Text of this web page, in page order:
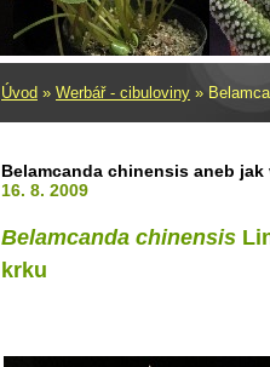
Úvod » Werbář - cibuloviny »
Belamcanda chinensis aneb
16. 8. 2009
Belamcanda chinensis
krku